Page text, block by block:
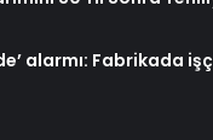
alarmı: Fabrikada